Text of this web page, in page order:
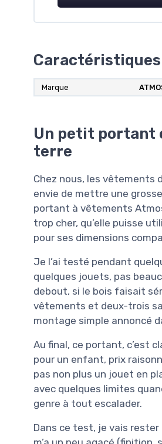
Caractéristiques
Marque
Un petit portant
terre
Chez nous, les vêtements
envie de mettre une
portant à vêtements
trop cher, qu’elle puisse
pour ses dimensions
Je l’ai testé pendant
quelques jouets, pas
debout, si le bois faisait
vêtements et deux-trois
montage simple annoncé
Au final, ce portant, c’est
pour un enfant, prix
pas non plus un jouet en
avec quelques limites
genre à tout escalader.
Dans ce test, je vais